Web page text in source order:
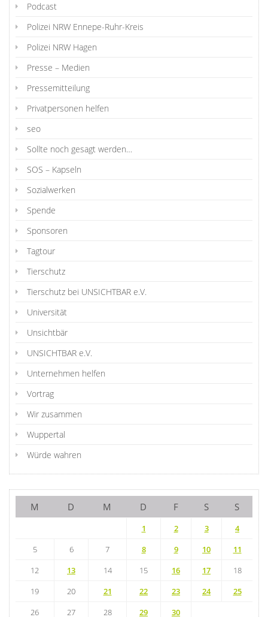
Podcast
Polizei NRW Ennepe-Ruhr-Kreis
Polizei NRW Hagen
Presse – Medien
Pressemitteilung
Privatpersonen helfen
seo
Sollte noch gesagt werden…
SOS – Kapseln
Sozialwerken
Spende
Sponsoren
Tagtour
Tierschutz
Tierschutz bei UNSICHTBAR e.V.
Universität
Unsichtbär
UNSICHTBAR e.V.
Unternehmen helfen
Vortrag
Wir zusammen
Wuppertal
Würde wahren
M D M D F S S
1 2 3
4
5
6 7 8 9 10
11
12
13 14 15 16 17
18
19
20 21 22 23 24
25
26
27 28 29 30